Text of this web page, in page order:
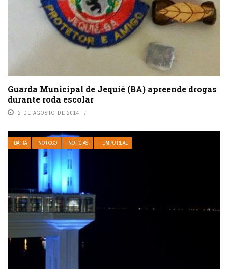
Guarda Municipal de Jequié (BA) apreende drogas
durante roda escolar
2 DE AGOSTO DE 2014
BAHIA NO FOCO NOTÍCIAS TEMPO REAL